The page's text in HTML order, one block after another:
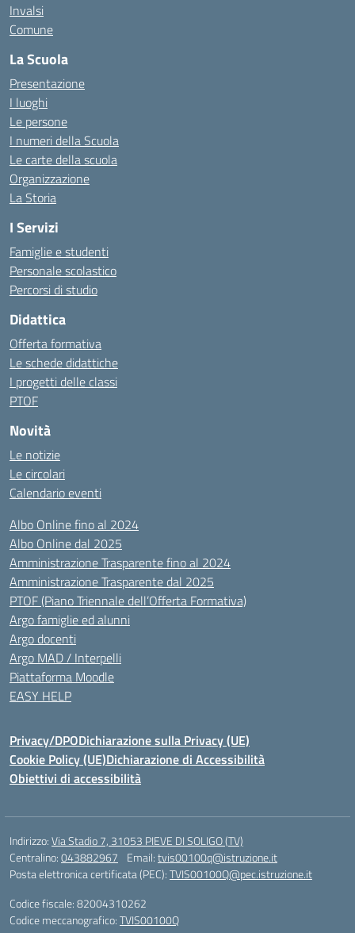
Invalsi
Comune
La Scuola
Presentazione
I luoghi
Le persone
I numeri della Scuola
Le carte della scuola
Organizzazione
La Storia
I Servizi
Famiglie e studenti
Personale scolastico
Percorsi di studio
Didattica
Offerta formativa
Le schede didattiche
I progetti delle classi
PTOF
Novità
Le notizie
Le circolari
Calendario eventi
Albo Online fino al 2024
Albo Online dal 2025
Amministrazione Trasparente fino al 2024
Amministrazione Trasparente dal 2025
PTOF (Piano Triennale dell’Offerta Formativa)
Argo famiglie ed alunni
Argo docenti
Argo MAD / Interpelli
Piattaforma Moodle
EASY HELP
Privacy/DPODichiarazione sulla Privacy (UE)
Cookie Policy (UE)Dichiarazione di Accessibilità
Obiettivi di accessibilità
Indirizzo:Via Stadio 7, 31053 PIEVE DI SOLIGO (TV)
Centralino:043882967 Email:tvis00100q@istruzione.it
Posta elettronica certificata (PEC):TVIS00100Q@pec.istruzione.it
Codice fiscale: 82004310262
Codice meccanografico:TVIS00100Q